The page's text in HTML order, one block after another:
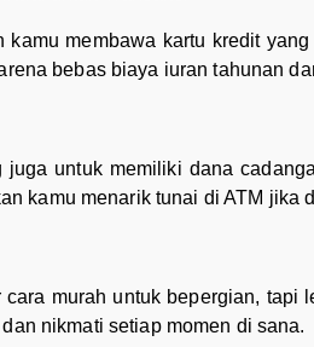
kamu membawa kartu kredit
bebas biaya iuran tahunan
juga untuk memiliki dana
kamu menarik tunai di ATM jika
murah untuk bepergian,
nikmati setiap momen di sana.